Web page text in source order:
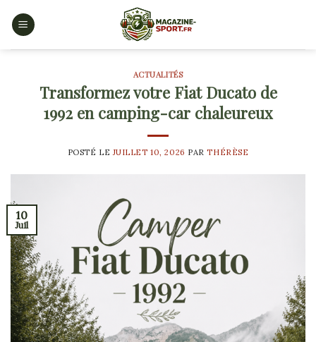
ACTUALITÉS
Transformez votre Fiat Ducato de
1992 en camping-car chaleureux
POSTÉ LE JUILLET 10, 2026 PARTHÉRÈSE
10
Juil